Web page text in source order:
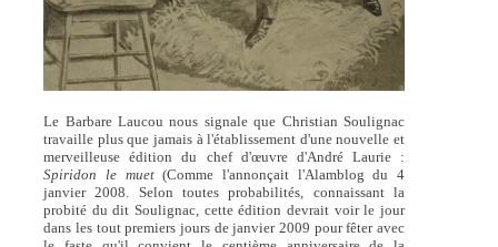
Le Barbare Laucou nous signale que Christian Soulignac
travaille plus que jamais à l'établissement d'une nouvelle et
merveilleuse édition du chef d'œuvre d'André Laurie :
Spiridon le muet(Comme l'annonçait l'Alamblog du 4
janvier 2008. Selon toutes probabilités, connaissant la
probité du dit Soulignac, cette édition devrait voir le jour
dans les tout premiers jours de janvier 2009 pour fêter avec